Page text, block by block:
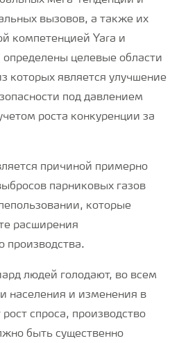
вызовов, а также их
компетенцией Yara и
целевые области
которых является улучшение
под давлением
роста конкуренции за
причиной примерно
парниковых газов
которые
расширения
производства.
людей голодают, во всем
населения и изменения в
спроса, производство
быть существенно